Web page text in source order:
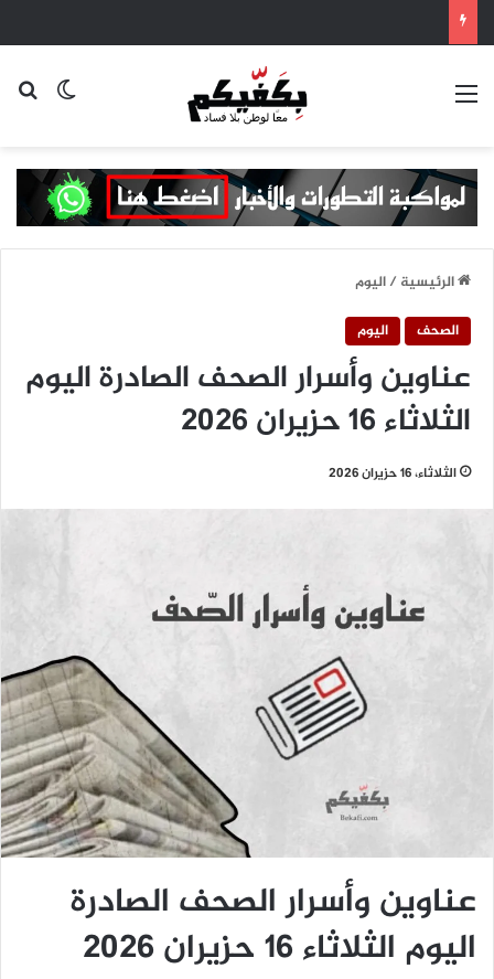
القائمة
الرئيسية/اليوم
الصحف
اليوم
عناوين وأسرار الصحف الصادرة اليوم
الثلاثاء 16 حزيران 2026
الثلاثاء، 16 حزيران 2026
عناوين وأسرار الصحف الصادرة
اليوم الثلاثاء 16 حزيران 2026